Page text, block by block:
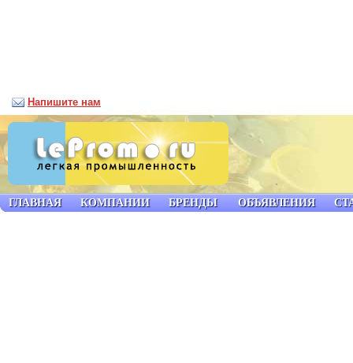
ГЛАВНАЯ КОМПАНИИ БРЕНДЫ ОБЪЯВЛЕНИЯ
Напишите нам